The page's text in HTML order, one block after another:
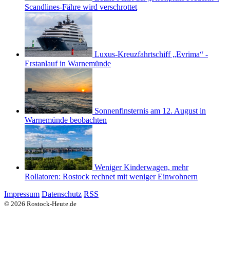
Scandlines-Fähre wird verschrottet
Luxus-Kreuzfahrtschiff „Evrima“ -
Erstanlauf in Warnemünde
Sonnenfinsternis am 12. August in
Warnemünde beobachten
Weniger Kinderwagen, mehr
Rollatoren: Rostock rechnet mit weniger Einwohnern
Impressum Datenschutz RSS
© 2026 Rostock-Heute.de